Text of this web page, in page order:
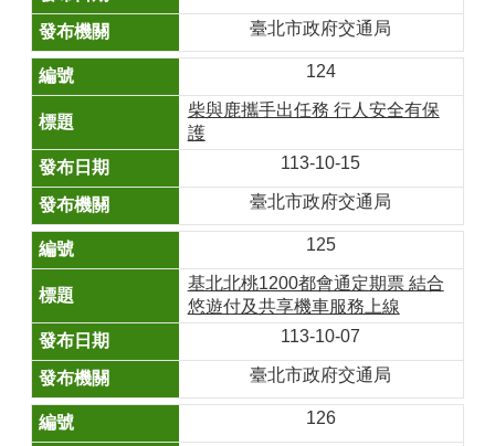
臺北市政府交通局
124
柴與鹿攜手出任務 行人安全有保
護
113-10-15
臺北市政府交通局
125
基北北桃1200都會通定期票 結合
悠遊付及共享機車服務上線
113-10-07
臺北市政府交通局
126